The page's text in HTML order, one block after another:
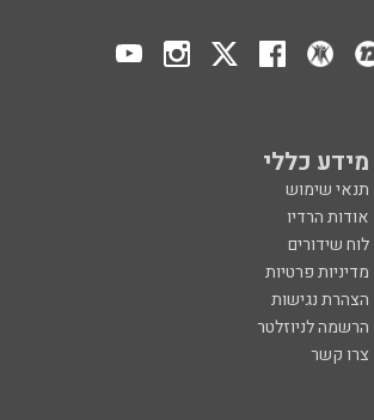
מידע כללי
תנאי שימוש
אודות הרדיו
לוח שידורים
מדיניות פרטיות
הצהרת נגישות
הרשמה לניוזלטר
צרו קשר